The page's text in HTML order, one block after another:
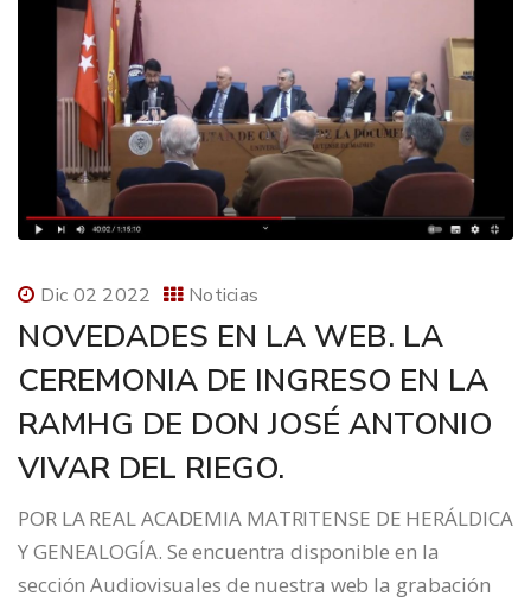
Dic 02 2022 Noticias
NOVEDADES EN LA WEB. LA
CEREMONIA DE INGRESO EN LA
RAMHG DE DON JOSÉ ANTONIO
VIVAR DEL RIEGO.
POR LA REAL ACADEMIA MATRITENSE DE HERÁLDICA
Y GENEALOGÍA. Se encuentra disponible en la
sección Audiovisuales de nuestra web la grabación